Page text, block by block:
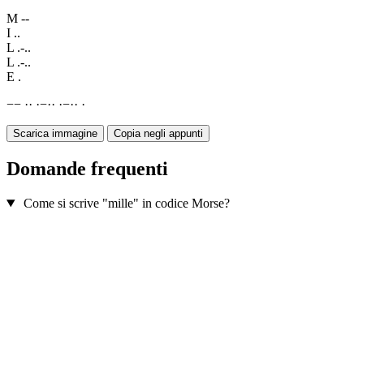
M --
I ..
L .-..
L .-..
E .
−− ·· ·−·· ·−·· ·
Scarica immagine Copia negli appunti
Domande frequenti
Come si scrive "mille" in codice Morse?